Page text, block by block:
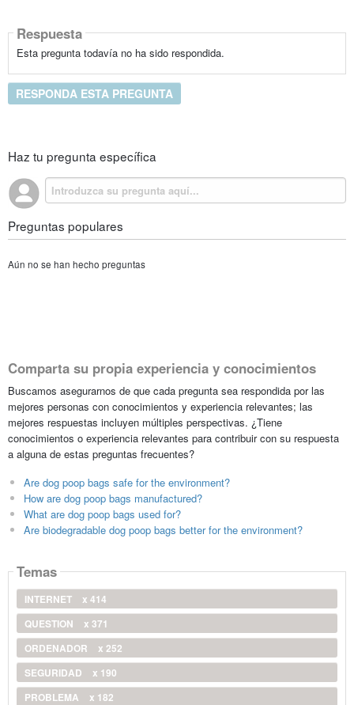
Respuesta
Esta pregunta todavía no ha sido respondida.
RESPONDA ESTA PREGUNTA
Haz tu pregunta específica
Preguntas populares
Aún no se han hecho preguntas
Comparta su propia experiencia y conocimientos
Buscamos asegurarnos de que cada pregunta sea respondida por las
mejores personas con conocimientos y experiencia relevantes; las
mejores respuestas incluyen múltiples perspectivas. ¿Tiene
conocimientos o experiencia relevantes para contribuir con su respuesta
a alguna de estas preguntas frecuentes?
Are dog poop bags safe for the environment?
How are dog poop bags manufactured?
What are dog poop bags used for?
Are biodegradable dog poop bags better for the environment?
Temas
INTERNET
x 414
QUESTION
x 371
ORDENADOR
x 252
SEGURIDAD
x 190
PROBLEMA
x 182